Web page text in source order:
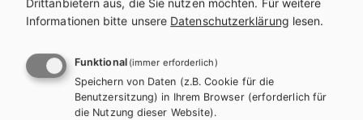
BS GEWERBLICH HTL/FS HUT
Fachkenntnisse Holztechnik, Lernfelder 5 bis
12 eBook inside (Buch und eBook)
Lehrbuch + E-Book
Drittanbietern aus, die Sie nutzen möchten. Für weitere
Informationen bitte unsere Datenschutzerklärung lesen.
Funktional (immer erforderlich)
Speichern von Daten (z.B. Cookie für die
Benutzersitzung) in Ihrem Browser (erforderlich für
die Nutzung dieser Website).